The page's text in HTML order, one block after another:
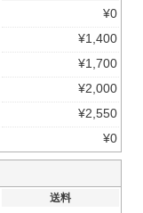
¥0
¥1,400
¥1,700
¥2,000
¥2,550
¥0
送料